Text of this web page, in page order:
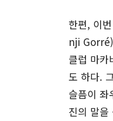
한편, 이
nji Gorré)
클럽 마
도 하다.
슬픔이 좌
진의 말을